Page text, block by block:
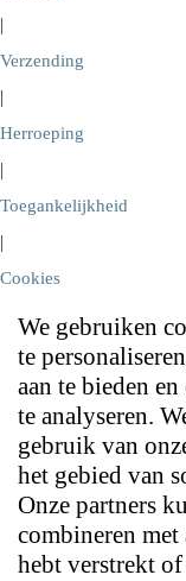
|
Verzending
|
Herroeping
|
Toegankelijkheid
|
Cookies
We gebruiken
te
aan te bieden
te analyseren.
gebruik van
het gebied van
Onze partners
combineren met
hebt verstrekt